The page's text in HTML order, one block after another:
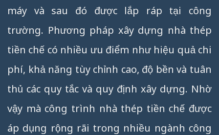
máy và sau đó được lắp ráp tại công
trường. Phương pháp xây dựng nhà thép
tiền chế có nhiều ưu điểm như hiệu quả chi
phí, khả năng tùy chỉnh cao, độ bền và tuân
thủ các quy tắc và quy định xây dựng. Nhờ
vậy mà công trình nhà thép tiền chế được
áp dụng rộng rãi trong nhiều ngành công